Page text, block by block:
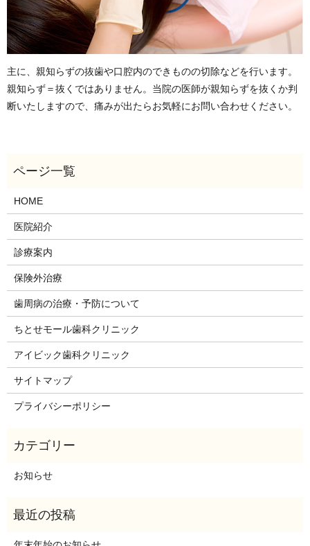
主に、親知らずの抜歯や口腔内のできものの切除などを行います。
親知らず＝抜くではありません。当院の医師が親知らずを抜くか判
断いたしますので、痛みが出たらお気軽にお問い合わせください。
HOME
医院紹介
診療案内
保険外治療
歯周病の治療・予防について
ちとせモール歯科クリニック
アイビック歯科クリニック
サイトマップ
プライバシーポリシー
お知らせ